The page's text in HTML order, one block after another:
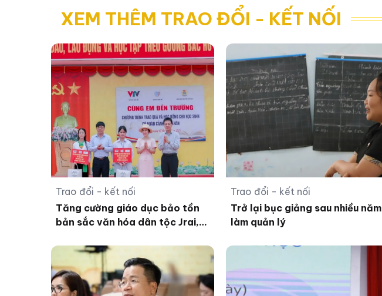
XEM THÊM TRAO ĐỔI - KẾT NỐI
Trao đổi - kết nối
Tăng cường giáo dục bảo tồn
bản sắc văn hóa dân tộc Jrai,
Trao đổi - kết nối
Trở lại bục giảng sau nhiều năm
làm quản lý